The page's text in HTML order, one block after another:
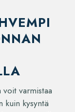
voit varmistaa
kuin kysyntä